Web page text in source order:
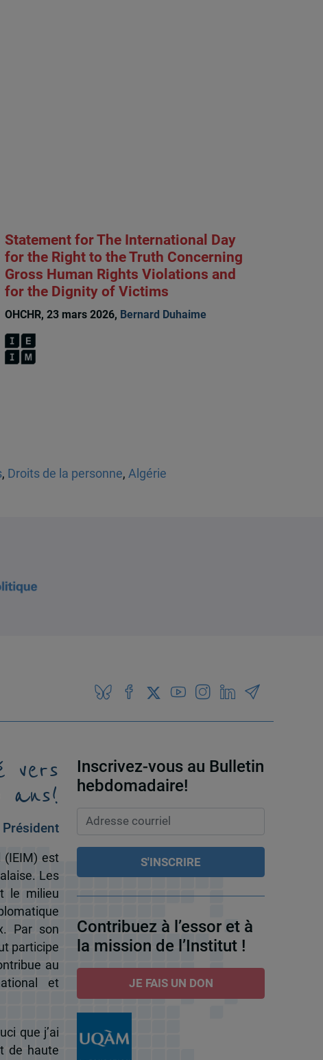
Statement for The International Day
for the Right to the Truth Concerning
Gross Human Rights Violations and
for the Dignity of Victims
OHCHR, 23 mars 2026, Bernard Duhaime
, Droits de la personne, Algérie
vers
ans!
(IEIM) est
Les
le milieu
Par son
participe
au
et
que j’ai
de haute
Inscrivez-vous au Bulletin
hebdomadaire!
Contribuez à l’essor et à
la mission de l’Institut !
JE FAIS UN DON